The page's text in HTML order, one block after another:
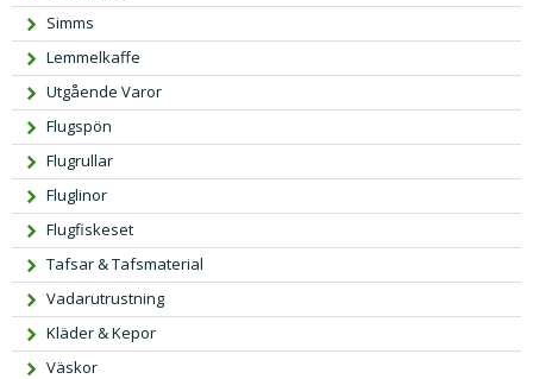
Simms
Lemmelkaffe
Utgående Varor
Flugspön
Flugrullar
Fluglinor
Flugfiskeset
Tafsar & Tafsmaterial
Vadarutrustning
Kläder & Kepor
Väskor